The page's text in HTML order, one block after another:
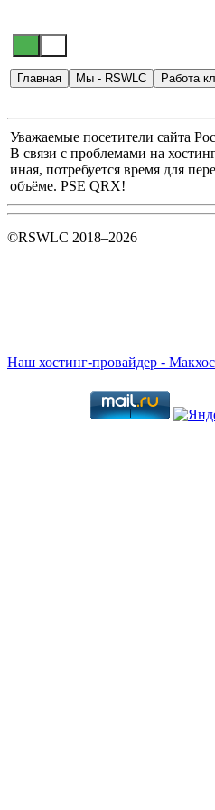
Главная Мы - RSWLC Работа
Уважаемые посетители сайта
В связи с проблемами на
иная, потребуется время для
объёме. PSE QRX!
©RSWLC 2018–2026
Наш хостинг-провайдер -